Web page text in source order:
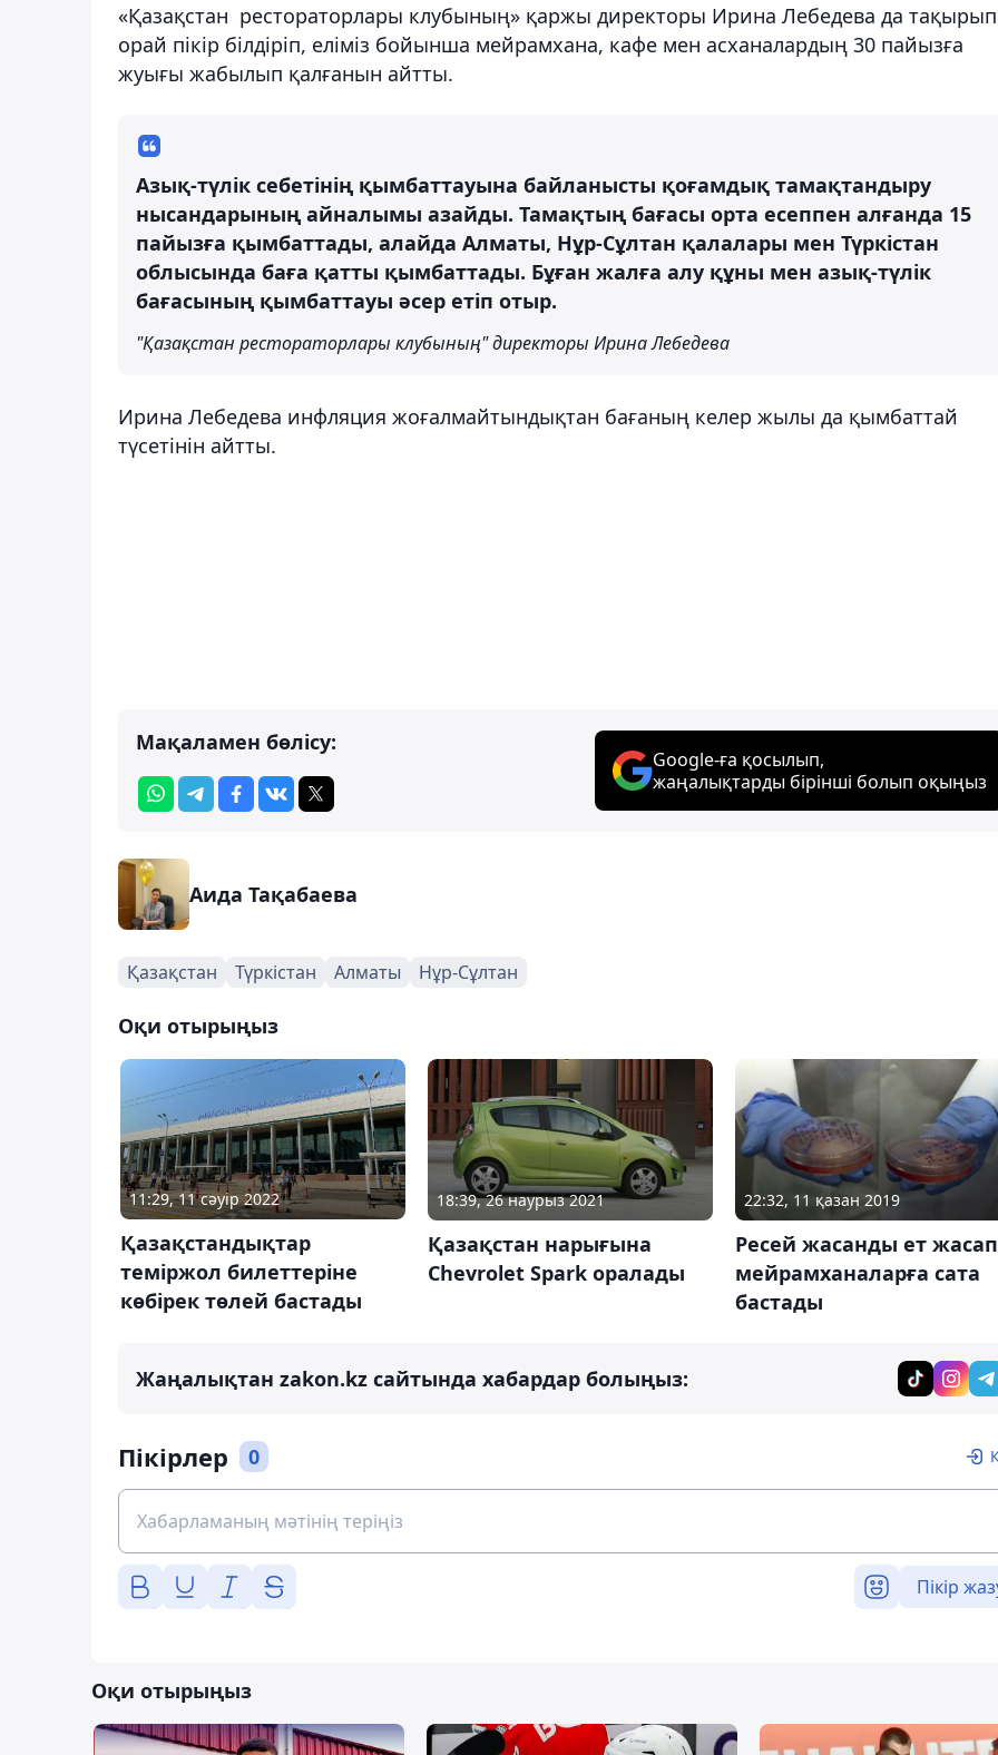
«Қазақстан рестораторлары клубының» қаржы директоры Ирина Лебедева да
орай пікір білдіріп, еліміз бойынша мейрамхана, кафе мен асханалардың 30 пайызға
жуығы жабылып қалғанын айтты.
Азық-түлік себетінің қымбаттауына байланысты қоғамдық тамақтандыру
нысандарының айналымы азайды. Тамақтың бағасы орта есеппен алғанда 15
пайызға қымбаттады, алайда Алматы, Нұр-Сұлтан қалалары мен Түркістан
облысында баға қатты қымбаттады. Бұған жалға алу құны мен азық-түлік
бағасының қымбаттауы әсер етіп отыр.
"Қазақстан рестораторлары клубының" директоры Ирина Лебедева
Ирина Лебедева инфляция жоғалмайтындықтан бағаның келер жылы да қымбаттай
түсетінін айтты.
Мақаламен бөлісу:
Google-ға қосылып,
жаңалықтарды бірінші болып оқыңыз
Аида Тақабаева
Қазақстан Түркістан Алматы Нұр-Сұлтан
Оқи отырыңыз
11:29, 11 сәуір 2022
Қазақстандықтар
теміржол билеттеріне
көбірек төлей бастады
18:39, 26 наурыз 2021
Қазақстан нарығына
Chevrolet Spark оралады
22:32, 11 қазан 2019
Ресей жасанды ет
мейрамханаларға сата
бастады
Жаңалықтан zakon.kz сайтында хабардар болыңыз:
Пікірлер 0
Пікір
Оқи отырыңыз